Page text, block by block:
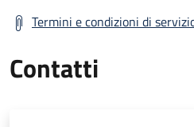
Termini e condizioni di
Contatti